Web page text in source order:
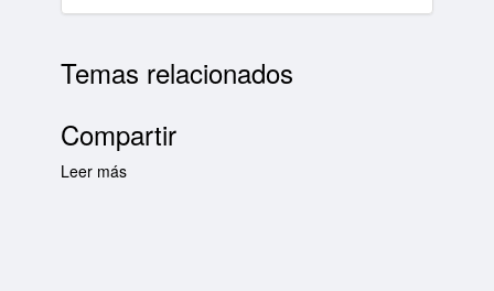
Temas relacionados
Compartir
Leer más